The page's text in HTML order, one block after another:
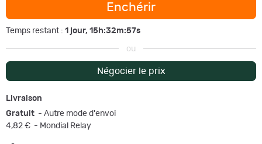
Enchérir
Temps restant : 1 jour, 15h:32m:57s
ou
Négocier le prix
Livraison
Gratuit - Autre mode d'envoi
4,82 € - Mondial Relay